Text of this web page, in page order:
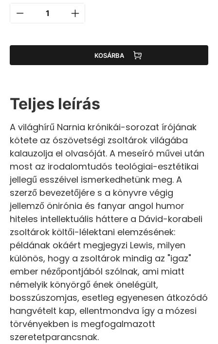
KOSÁRBA
Teljes leírás
A világhírű Narnia krónikái-sorozat írójának
kötete az ószövetségi zsoltárok világába
kalauzolja el olvasóját. A meseíró művei után
most az irodalomtudós teológiai-esztétikai
jellegű esszéivel ismerkedhetünk meg. A
szerző bevezetőjére s a könyvre végig
jellemző önirónia és fanyar angol humor
hiteles intellektuális háttere a Dávid-korabeli
zsoltárok költői-lélektani elemzésének:
példának okáért megjegyzi Lewis, milyen
különös, hogy a zsoltárok mindig az "igaz"
ember nézőpontjából szólnak, ami miatt
némelyik könyörgő ének önelégült,
bosszúszomjas, esetleg egyenesen átkozódó
hangvételt kap, ellentmondva így a mózesi
törvényekben is megfogalmazott
szeretetparancsnak.